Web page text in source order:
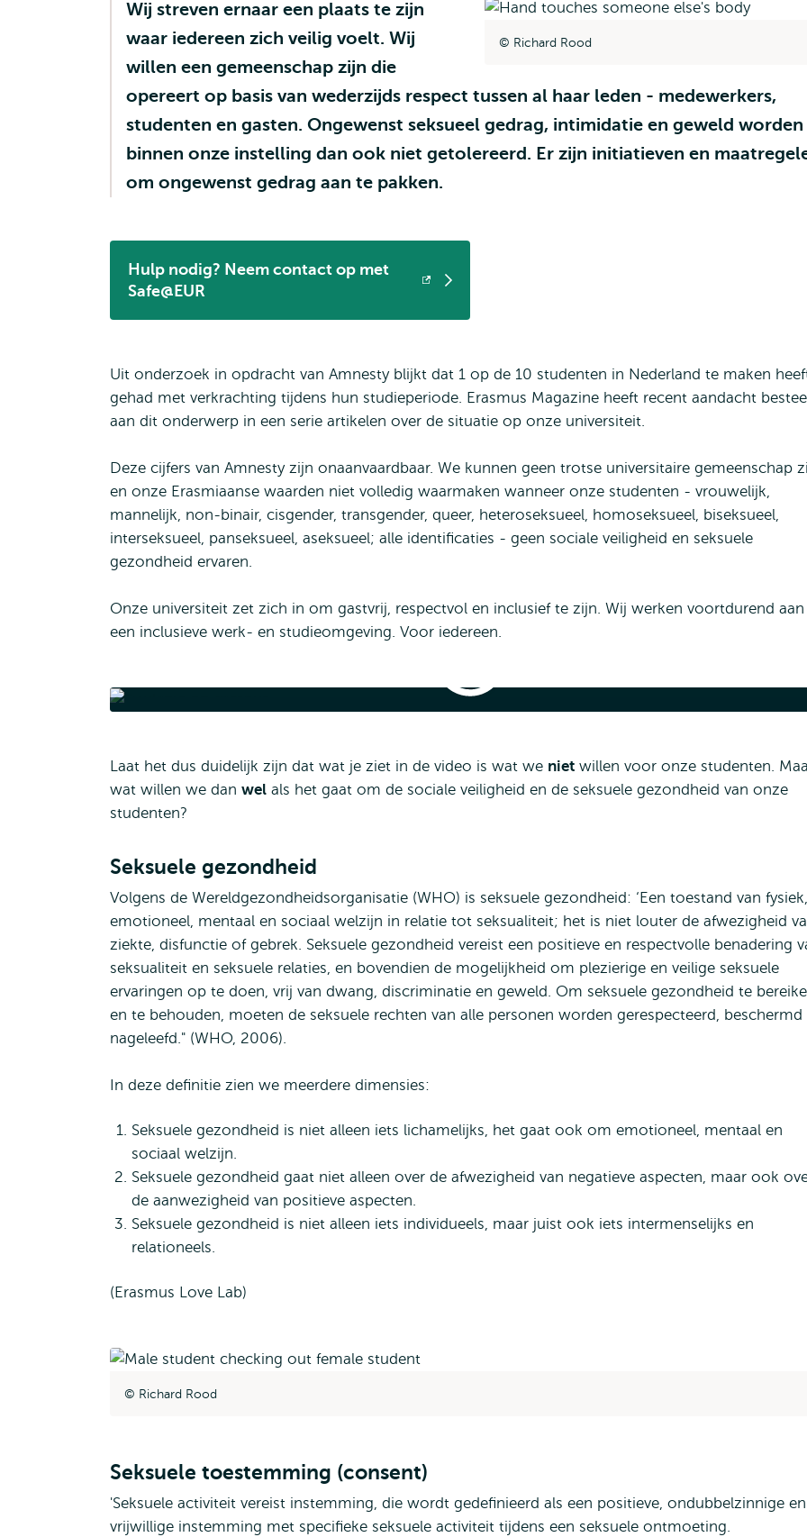
Richard Rood
Wij streven ernaar een plaats te zijn
waar iedereen zich veilig voelt. Wij
willen een gemeenschap zijn die
opereert op basis van wederzijds respect tussen al haar leden - medewerkers,
studenten en gasten. Ongewenst seksueel gedrag, intimidatie en geweld worden
binnen onze instelling dan ook niet getolereerd. Er zijn initiatieven en
om ongewenst gedrag aan te pakken.
Hulp nodig? Neem contact op met
Safe@EUR
Opent
Uit onderzoek in opdracht van Amnesty blijkt dat 1 op de 10 studenten in Nederland te maken
gehad met verkrachting tijdens hun studieperiode. Erasmus Magazine heeft recent aandacht
aan dit onderwerp in een serie artikelen over de situatie op onze universiteit.
Deze cijfers van Amnesty zijn onaanvaardbaar. We kunnen geen trotse universitaire gemeenschap
en onze Erasmiaanse waarden niet volledig waarmaken wanneer onze studenten - vrouwelijk,
mannelijk, non-binair, cisgender, transgender, queer, heteroseksueel, homoseksueel, biseksueel,
interseksueel, panseksueel, aseksueel; alle identificaties - geen sociale veiligheid en seksuele
gezondheid ervaren.
Onze universiteit zet zich in om gastvrij, respectvol en inclusief te zijn. Wij werken voortdurend aan
een inclusieve werk- en studieomgeving. Voor iedereen.
behaviour
Laat het dus duidelijk zijn dat wat je ziet in de video is wat we niet willen voor onze studenten.
wat willen we dan wel als het gaat om de sociale veiligheid en de seksuele gezondheid van onze
studenten?
Seksuele gezondheid
Volgens de Wereldgezondheidsorganisatie (WHO) is seksuele gezondheid: ‘Een toestand van fysiek,
emotioneel, mentaal en sociaal welzijn in relatie tot seksualiteit; het is niet louter de afwezigheid
ziekte, disfunctie of gebrek. Seksuele gezondheid vereist een positieve en respectvolle benadering
seksualiteit en seksuele relaties, en bovendien de mogelijkheid om plezierige en veilige seksuele
ervaringen op te doen, vrij van dwang, discriminatie en geweld. Om seksuele gezondheid te
en te behouden, moeten de seksuele rechten van alle personen worden gerespecteerd, beschermd
nageleefd." (WHO, 2006).
In deze definitie zien we meerdere dimensies:
Seksuele gezondheid is niet alleen iets lichamelijks, het gaat ook om emotioneel, mentaal en
sociaal welzijn.
Seksuele gezondheid gaat niet alleen over de afwezigheid van negatieve aspecten, maar ook
de aanwezigheid van positieve aspecten.
Seksuele gezondheid is niet alleen iets individueels, maar juist ook iets intermenselijks en
relationeels.
(Erasmus Love Lab)
Richard Rood
Seksuele toestemming (consent)
'Seksuele activiteit vereist instemming, die wordt gedefinieerd als een positieve, ondubbelzinnige en
vrijwillige instemming met specifieke seksuele activiteit tijdens een seksuele ontmoeting.